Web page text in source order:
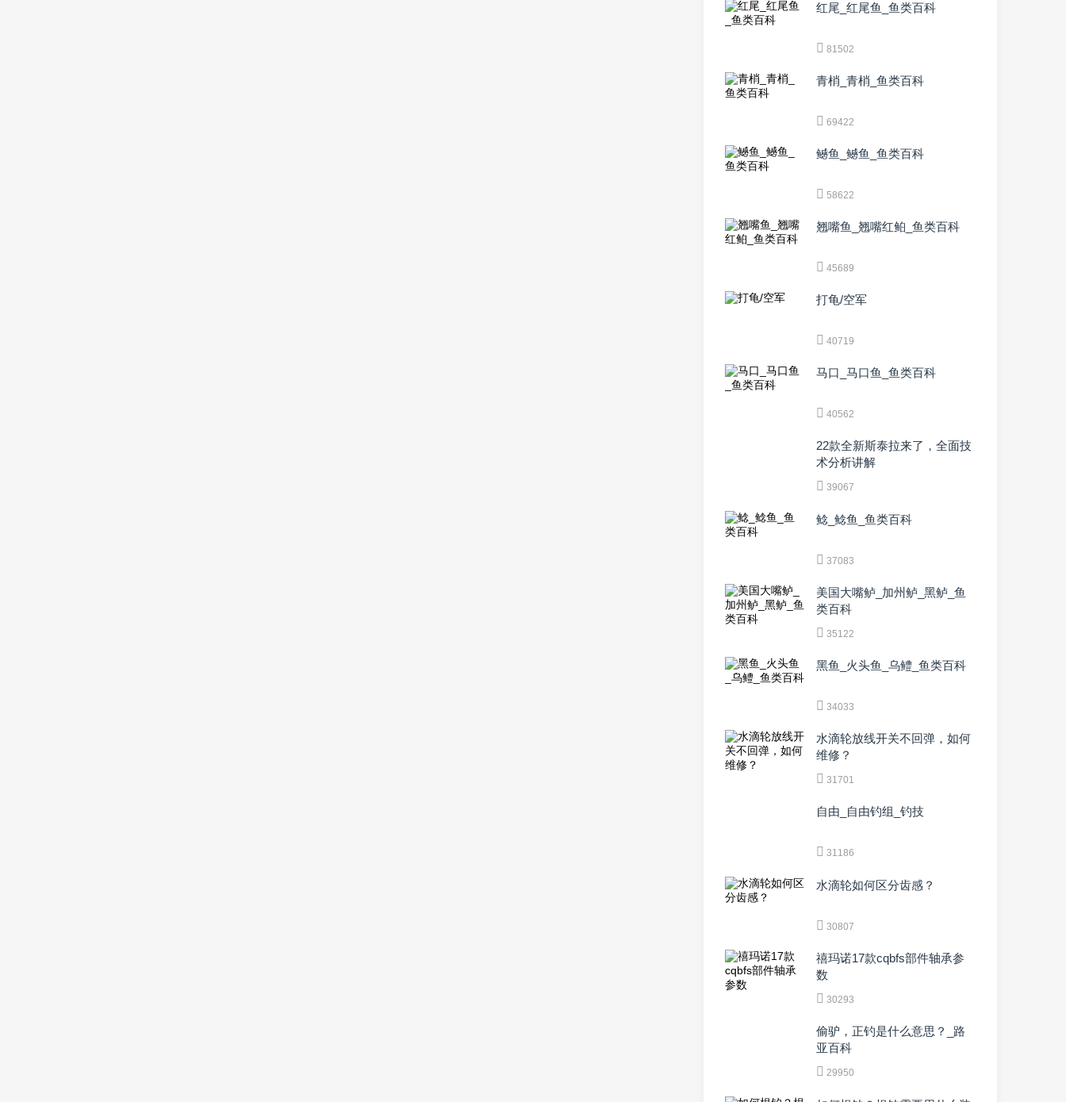
红尾_红尾鱼_鱼类百科
81502
青梢_青梢_鱼类百科
69422
鳡鱼_鳡鱼_鱼类百科
58622
翘嘴鱼_翘嘴红鲌_鱼类百科
45689
打龟/空军
40719
马口_马口鱼_鱼类百科
40562
22款全新斯泰拉来了，全面技
术分析讲解
39067
鲶_鲶鱼_鱼类百科
37083
美国大嘴鲈_加州鲈_黑鲈_鱼
类百科
35122
黑鱼_火头鱼_乌鳢_鱼类百科
34033
水滴轮放线开关不回弹，如何
维修？
31701
自由_自由钓组_钓技
31186
水滴轮如何区分齿感？
30807
禧玛诺17款cqbfs部件轴承参
数
30293
偷驴，正钓是什么意思？_路
亚百科
29950